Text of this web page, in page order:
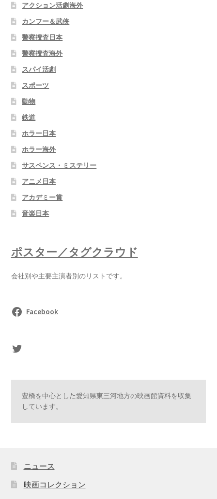
アクション活劇海外
カンフー＆武侠
警察捜査日本
警察捜査海外
スパイ活劇
スポーツ
動物
鉄道
ホラー日本
ホラー海外
サスペンス・ミステリー
アニメ日本
アカデミー賞
音楽日本
ポスター／タグクラウド
会社別や主要主演者別のリストです。
Facebook
sasaki's Twitter
豊橋を中心とした愛知県東三河地方の映画館資料を収集
しています。
ニュース
映画コレクション